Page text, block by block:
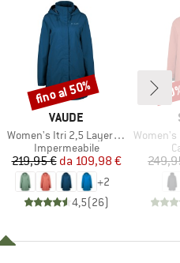
MARCHIO
VAUDE
Articolo
Women's Itri 2,5 Layer Coat
Gruppo di prodotti
Impermeabile
Prezzo
219,95 € Prezzo ridotto
da 109,98 €
+2
4,5(26)
Sconto
fino al 50%
Articolo
Women's Mountainwool